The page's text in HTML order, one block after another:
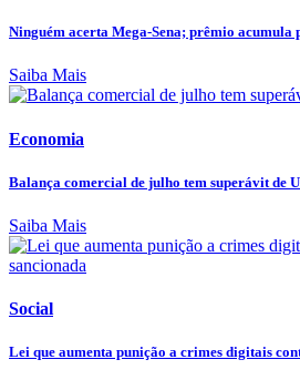
Ninguém acerta Mega-Sena; prêmio acumula
Saiba Mais
Economia
Balança comercial de julho tem superávit de
Saiba Mais
Social
Lei que aumenta punição a crimes digitais